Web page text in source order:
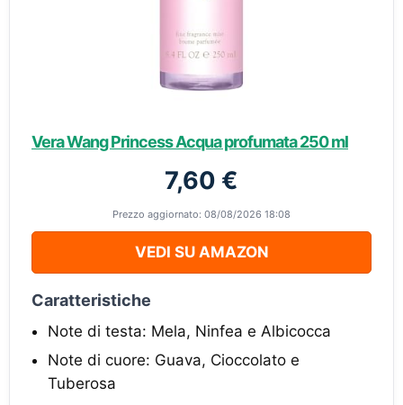
Vera Wang Princess Acqua profumata 250 ml
7,60 €
Prezzo aggiornato: 08/08/2026 18:08
VEDI SU AMAZON
Caratteristiche
Note di testa: Mela, Ninfea e Albicocca
Note di cuore: Guava, Cioccolato e
Tuberosa